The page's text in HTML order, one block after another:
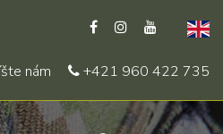
nám +421 960 422 735